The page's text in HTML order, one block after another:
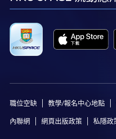
職位空缺 教學/報名中心地點
內聯網 網頁出版政策 私隱政